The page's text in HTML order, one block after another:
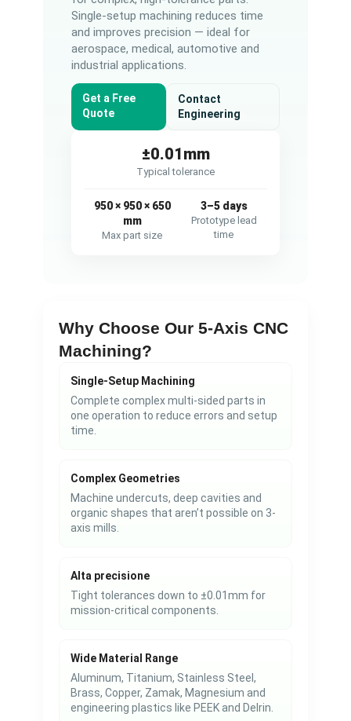
Single-setup machining reduces time
and improves precision — ideal for
aerospace, medical, automotive and
industrial applications.
Get a Free
Quote
Contact
Engineering
±0.01mm
Typical tolerance
950 × 950 × 650
mm
Max part size
3–5 days
Prototype lead
time
Why Choose Our 5-Axis CNC
Machining?
Single-Setup Machining
Complete complex multi-sided parts in
one operation to reduce errors and setup
time.
Complex Geometries
Machine undercuts, deep cavities and
organic shapes that aren’t possible on 3-
axis mills.
Alta precisione
Tight tolerances down to ±0.01mm for
mission-critical components.
Wide Material Range
Aluminum, Titanium, Stainless Steel,
Brass, Copper, Zamak, Magnesium and
engineering plastics like PEEK and Delrin.